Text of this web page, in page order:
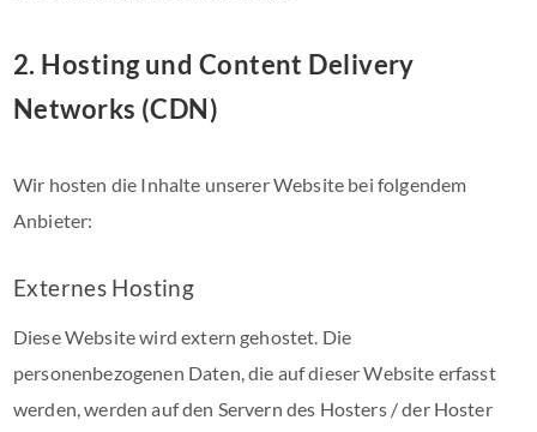
2. Hosting und Content Delivery
Networks (CDN)
Wir hosten die Inhalte unserer Website bei folgendem
Anbieter:
Externes Hosting
Diese Website wird extern gehostet. Die
personenbezogenen Daten, die auf dieser Website erfasst
werden, werden auf den Servern des Hosters / der Hoster